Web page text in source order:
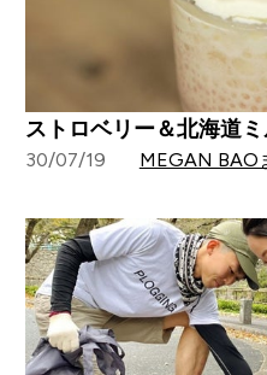
ストロベリー＆北海道
30/07/19 MEGAN BAO